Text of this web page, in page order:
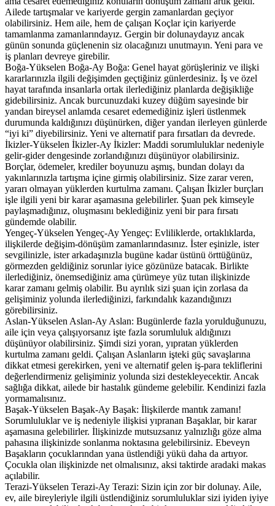
Ailede tartışmalar ve kariyerde gergin zamanlardan geçiyor
olabilirsiniz. Hem aile, hem de çalışan Koçlar için kariyerde
tamamlanma zamanlarındayız. Gergin bir dolunaydayız ancak
günün sonunda güçlenenin siz olacağınızı unutmayın. Yeni para ve
iş planları devreye girebilir.
Boğa-Yükselen Boğa-Ay Boğa: Genel hayat görüşleriniz ve ilişki
kararlarınızla ilgili değişimden geçtiğiniz günlerdesiniz. İş ve özel
hayat tarafında insanlarla ortak ilerlediğiniz planlarda değişikliğe
gidebilirsiniz. Ancak burcunuzdaki kuzey düğüm sayesinde bir
yandan bireysel anlamda cesaret edemediğiniz işleri üstlenmek
durumunda kaldığınızı düşünürken, diğer yandan ilerleyen günlerde
“iyi ki” diyebilirsiniz. Yeni ve alternatif para fırsatları da devrede.
İkizler-Yükselen İkizler-Ay İkizler: Maddi sorumluluklar nedeniyle
gelir-gider dengesinde zorlandığınızı düşünüyor olabilirsiniz.
Borçlar, ödemeler, krediler boyunuzu aşmış, bundan dolayı da
yakınlarınızla tartışma içine girmiş olabilirsiniz. Size zarar veren,
yararı olmayan yüklerden kurtulma zamanı. Çalışan İkizler burçları
işle ilgili yeni bir karar aşamasına gelebilirler. Şuan pek kimseyle
paylaşmadığınız, oluşmasını beklediğiniz yeni bir para fırsatı
gündemde olabilir.
Yengeç-Yükselen Yengeç-Ay Yengeç: Evliliklerde, ortaklıklarda,
ilişkilerde değişim-dönüşüm zamanlarındasınız. İster eşinizle, ister
sevgilinizle, ister arkadaşınızla bugüne kadar üstünü örttüğünüz,
görmezden geldiğiniz sorunlar iyice gözünüze batacak. Birlikte
ilerlediğiniz, önemsediğiniz ama çürümeye yüz tutan ilişkinizde
karar zamanı gelmiş olabilir. Bu ayrılık sizi şuan için zorlasa da
gelişiminiz yolunda ilerlediğinizi, farkındalık kazandığınızı
görebilirsiniz.
Aslan-Yükselen Aslan-Ay Aslan: Bugünlerde fazla yorulduğunuzu,
aile için veya çalışıyorsanız işte fazla sorumluluk aldığınızı
düşünüyor olabilirsiniz. Şimdi sizi yoran, yıpratan yüklerden
kurtulma zamanı geldi. Çalışan Aslanların işteki güç savaşlarına
dikkat etmesi gerekirken, yeni ve alternatif gelen iş-para tekliflerini
değerlendirmeniz gelişiminiz yolunda sizi destekleyecektir. Ancak
sağlığa dikkat, ailede bir hastalık gündeme gelebilir. Kendinizi fazla
yormamalısınız.
Başak-Yükselen Başak-Ay Başak: İlişkilerde mantık zamanı!
Sorumluluklar ve iş nedeniyle ilişkisi yıpranan Başaklar, bir karar
aşamasına gelebilirler. İlişkinizde mutsuzsanız yalnızlığı göze alma
pahasına ilişkinizde sonlanma noktasına gelebilirsiniz. Ebeveyn
Başakların çocuklarından yana üstlendiği yükü daha da artıyor.
Çocukla olan ilişkinizde net olmalısınız, aksi taktirde aradaki makas
açılabilir.
Terazi-Yükselen Terazi-Ay Terazi: Sizin için zor bir dolunay. Aile,
ev, aile bireyleriyle ilgili üstlendiğiniz sorumluluklar sizi iyiden iyiye